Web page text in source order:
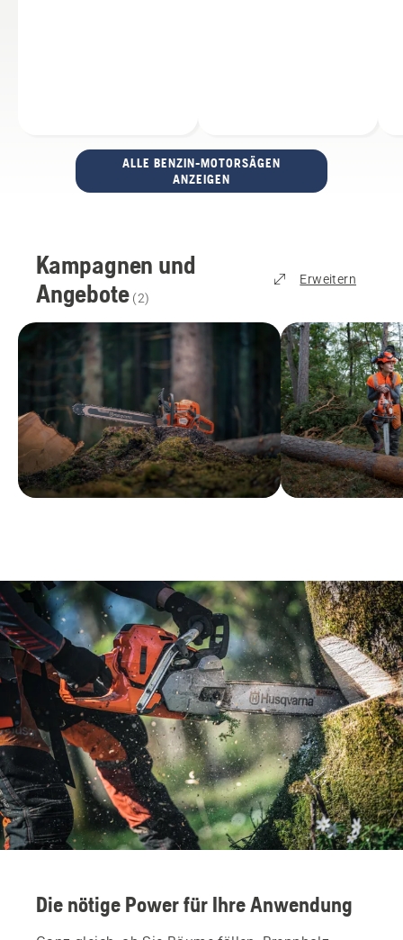
ALLE BENZIN-MOTORSÄGEN
ANZEIGEN
Kampagnen und
Angebote (2)
Erweitern
Die nötige Power für Ihre Anwendung